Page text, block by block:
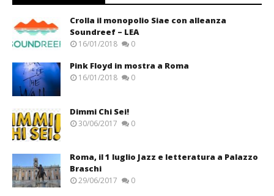
Crolla il monopolio Siae con alleanza
Soundreef – LEA
16/01/2018 0
Pink Floyd in mostra a Roma
16/01/2018 0
Dimmi Chi Sei!
30/06/2017 0
Roma, il 1 luglio Jazz e letteratura a Palazzo
Braschi
29/06/2017 0